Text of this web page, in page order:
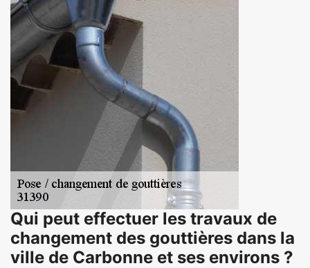
Qui peut effectuer les travaux de
changement des gouttières dans la
ville de Carbonne et ses environs ?